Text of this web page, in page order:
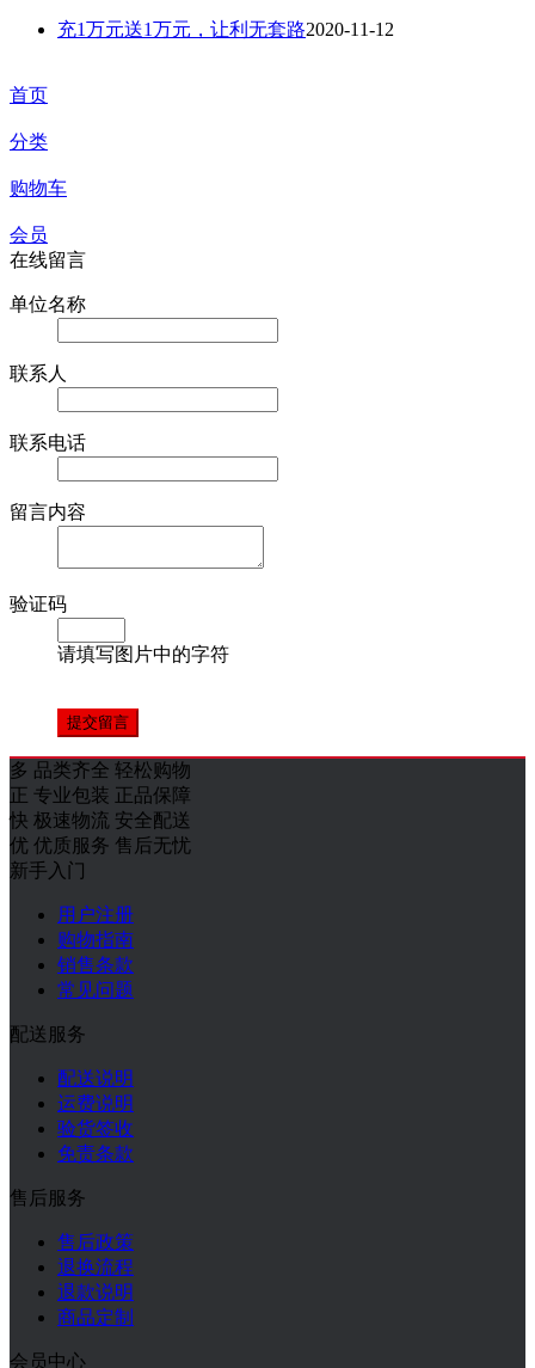
充1万元送1万元，让利无套路2020-11-12
首页
分类
购物车
会员
在线留言
单位名称
联系人
联系电话
留言内容
验证码
请填写图片中的字符
多 品类齐全 轻松购物
正 专业包装 正品保障
快 极速物流 安全配送
优 优质服务 售后无忧
新手入门
用户注册
购物指南
销售条款
常见问题
配送服务
配送说明
运费说明
验货签收
免责条款
售后服务
售后政策
退换流程
退款说明
商品定制
会员中心